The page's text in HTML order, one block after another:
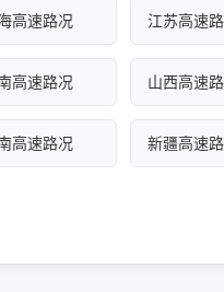
高速路况 江苏高速
高速路况 山西高速
高速路况 新疆高速